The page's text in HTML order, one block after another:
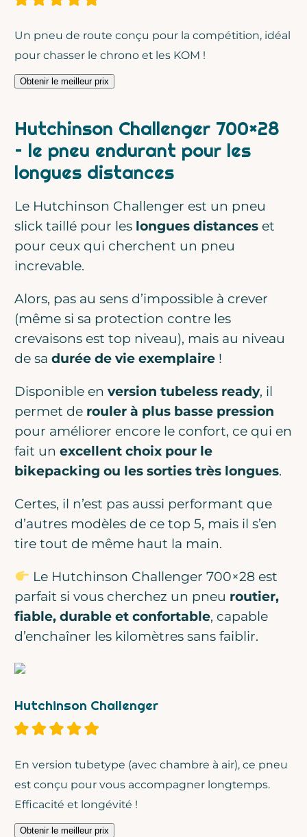
Un pneu de route conçu pour la compétition, idéal
pour chasser le chrono et les KOM !
Obtenir le meilleur prix
Hutchinson Challenger 700×28
– le pneu endurant pour les
longues distances
Le Hutchinson Challenger est un pneu
slick taillé pour les longues distances et
pour ceux qui cherchent un pneu
increvable.
Alors, pas au sens d’impossible à crever
(même si sa protection contre les
crevaisons est top niveau), mais au niveau
de sadurée de vie exemplaire !
Disponible enversion tubeless ready, il
permet de rouler à plus basse pression
pour améliorer encore le confort, ce qui en
fait unexcellent choix pour le
bikepacking ou les sorties très longues.
Certes, il n’est pas aussi performant que
d’autres modèles de ce top 5, mais il s’en
tire tout de même haut la main.
Le Hutchinson Challenger 700×28 est
parfait si vous cherchez un pneu routier,
fiable, durable et confortable, capable
d’enchaîner les kilomètres sans faiblir.
Hutchinson Challenger
En version tubetype (avec chambre à air), ce pneu
est conçu pour vous accompagner longtemps.
Efficacité et longévité !
Obtenir le meilleur prix
Vous êtes sûr de ne pas
vouloir vous inscrire ?
Contenu exclusif
Bons plans matos & gravel
Gratuit, sans engagement